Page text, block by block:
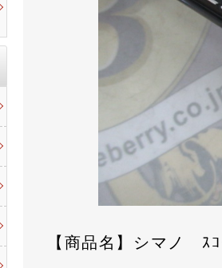
【商品名】シマノ ｽ